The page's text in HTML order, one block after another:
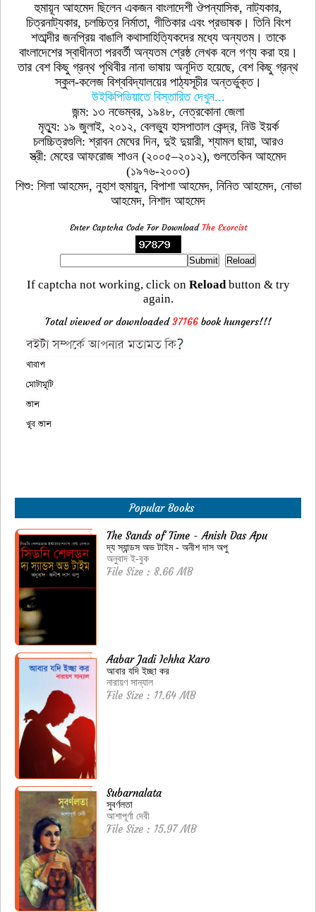
হুমায়ূন আহমেদ ছিলেন একজন বাংলাদেশী ঔপন্যাসিক, নাট্যকার,
চিত্রনাট্যকার, চলচ্চিত্র নির্মাতা, গীতিকার এবং প্রভাষক। তিনি বিংশ
শতাব্দীর জনপ্রিয় বাঙালি কথাসাহিত্যিকদের মধ্যে অন্যতম। তাকে
বাংলাদেশের স্বাধীনতা পরবর্তী অন্যতম শ্রেষ্ঠ লেখক বলে গণ্য করা হয়।
তার বেশ কিছু গ্রন্থ পৃথিবীর নানা ভাষায় অনূদিত হয়েছে, বেশ কিছু গ্রন্থ
স্কুল-কলেজ বিশ্ববিদ্যালয়ের পাঠ্যসূচীর অন্তর্ভুক্ত।
উইকিপিডিয়াতে বিস্তারিত দেখুন...
জন্ম: ১৩ নভেম্বর, ১৯৪৮, নেত্রকোনা জেলা
মৃত্যু: ১৯ জুলাই, ২০১২, বেলভ্যু হাসপাতাল কেন্দ্র, নিউ ইয়র্ক
চলচ্চিত্রগুলি: শ্রাবন মেঘের দিন, দুই দুয়ারী, শ্যামল ছায়া, আরও
স্ত্রী: মেহের আফরোজ শাওন (২০০৫–২০১২), গুলতেকিন আহমেদ
(১৯৭৬-২০০৩)
শিশু: শিলা আহমেদ, নুহাশ হুমায়ুন, বিপাশা আহমেদ, নিনিত আহমেদ, নোভা
আহমেদ, নিশাদ আহমেদ
Enter Captcha Code For Download The Exorcist
If captcha not working, click on Reloadbutton & try
again.
Total viewed or downloaded37166book hungers!!!
Popular Books
The Sands of Time - Anish Das Apu
দ্য স্যান্ডস অভ টাইম - অনীশ দাস অপু
অনুবাদ ই-বুক
File Size : 8.66 MB
Aabar Jadi Ichha Karo
আবার যদি ইচ্ছা কর
নারায়ণ সান্যাল
File Size : 11.64 MB
Subarnalata
সুবর্ণলতা
আশাপূর্ণা দেবী
File Size : 15.97 MB